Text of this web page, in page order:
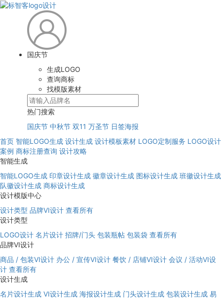
国庆节
生成LOGO
查询商标
找模版素材
热门搜索
国庆节 中秋节 双11 万圣节 日签海报
首页 智能LOGO生成 设计生成 设计模板素材 LOGO定制服务 LOGO设计
案例 商标注册查询 设计攻略
智能生成
智能LOGO生成 印章设计生成 徽章设计生成 图标设计生成 班徽设计生成
队徽设计生成 商标设计生成
设计模版中心
设计类型 品牌VI设计 查看所有
设计类型
LOGO设计 名片设计 招牌/门头 包装瓶帖 包装袋 查看所有
品牌VI设计
商品 / 包装VI设计 办公 / 宣传VI设计 餐饮 / 店铺VI设计 会议 / 活动VI设
计 查看所有
设计生成
名片设计生成 VI设计生成 海报设计生成 门头设计生成 包装设计生成 易